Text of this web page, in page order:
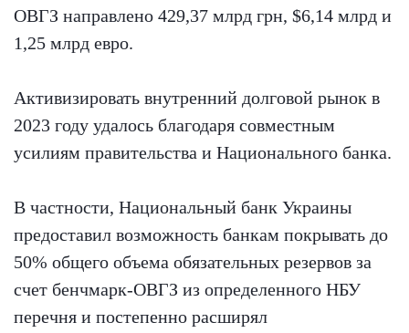
ОВГЗ направлено 429,37 млрд грн, $6,14 млрд и
1,25 млрд евро.
Активизировать внутренний долговой рынок в
2023 году удалось благодаря совместным
усилиям правительства и Национального банка.
В частности, Национальный банк Украины
предоставил возможность банкам покрывать до
50% общего объема обязательных резервов за
счет бенчмарк-ОВГЗ из определенного НБУ
перечня и постепенно расширял